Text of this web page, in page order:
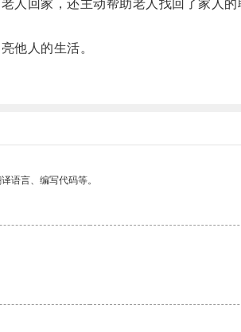
回家，还主动帮助老人找回了家人的
他人的生活。
语言、编写代码等。